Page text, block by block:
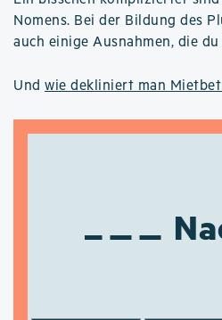
Nomens. Bei der Bildung des
auch einige Ausnahmen, die
Und wie dekliniert man